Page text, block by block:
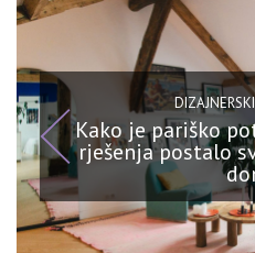
Kako je pariško
rješenja postalo